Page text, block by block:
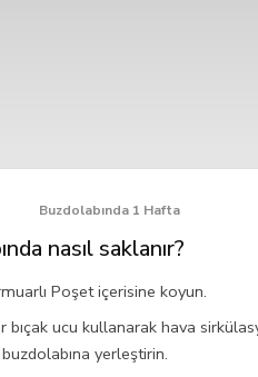
Buzdolabında 1 Hafta
nasıl saklanır?
Poşet içerisine koyun.
bıçak ucu kullanarak hava
yerleştirin.